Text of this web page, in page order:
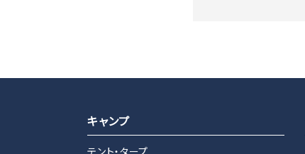
キャンプ
テント・タープ